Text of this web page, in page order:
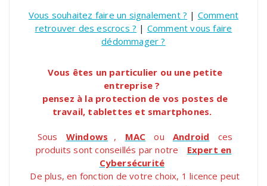
Vous souhaitez faire un signalement ? | Comment
retrouver des escrocs ? | Comment vous faire
dédommager ?
Vous êtes un particulier ou une petite
entreprise ?
pensez à la protection de vos postes de
travail, tablettes et smartphones.
Sous Windows , MAC ou Android
ces
produits sont conseillés par notre
Expert en
Cybersécurité
De plus, en fonction de votre choix, 1 licence peut